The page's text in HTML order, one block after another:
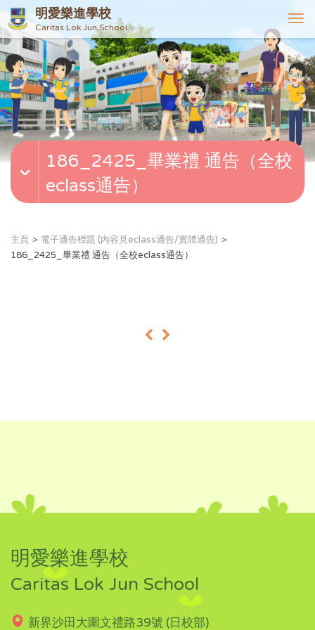
明愛樂進學校
Caritas Lok Jun School
T
o
g
g
l
e
n
v
186_2425_畢業禮 通告（全校
eclass通告）
主頁
電子通告標題 (內容見eclass通告/實體通告)
186_2425_畢業禮 通告（全校eclass通告）
« »
明愛樂進學校
Caritas Lok Jun School
新界沙田大圍文禮路39號 (日校部)